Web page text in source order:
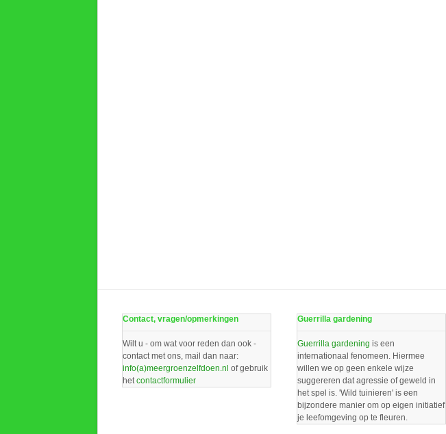
Contact, vragen/opmerkingen
Wilt u - om wat voor reden dan ook -
contact met ons, mail dan naar:
info(a)meergroenzelfdoen.nl of gebruik
hetcontactformulier
Guerrilla gardening
Guerrilla gardening is een
internationaal fenomeen. Hiermee
willen we op geen enkele wijze
suggereren dat agressie of geweld in
het spel is. 'Wild tuinieren' is een
bijzondere manier om op eigen initiatief
je leefomgeving op te fleuren.